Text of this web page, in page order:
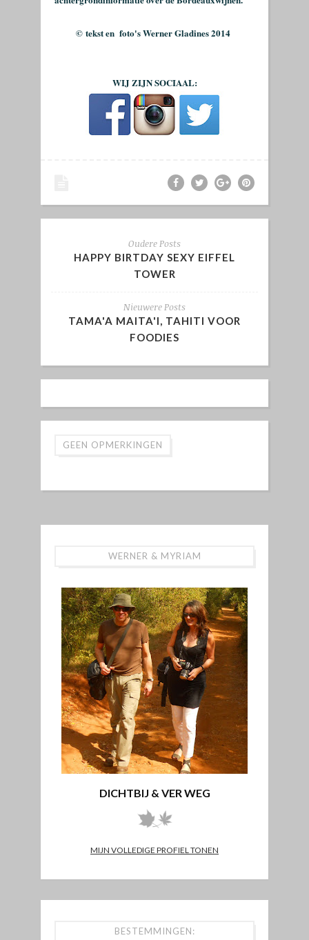
© tekst en foto's Werner Gladines 2014
WIJ ZIJN SOCIAAL:
Oudere Posts
HAPPY BIRTDAY SEXY EIFFEL
TOWER
Nieuwere Posts
TAMA'A MAITA'I, TAHITI VOOR
FOODIES
GEEN OPMERKINGEN
WERNER & MYRIAM
DICHTBIJ & VER WEG
MIJN VOLLEDIGE PROFIEL TONEN
BESTEMMINGEN: